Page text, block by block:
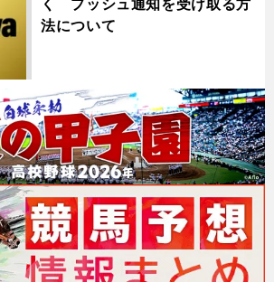
く プッシュ通知を受け取る方
法について